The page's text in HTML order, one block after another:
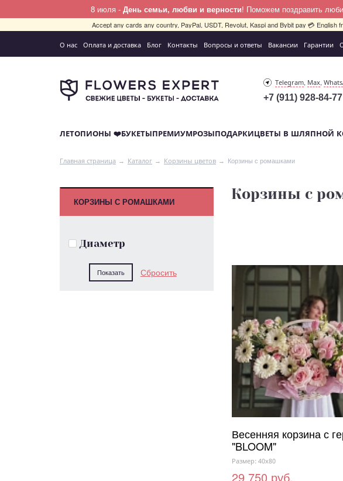
8 июля - День семьи, любви и верности! Поможем поздравить
Accept any cards any country, PayPal, USDT, Revolut, Kaspi and Bybit pay 💳
О нас Оплата и доставка Блог Контакты Вопросы и ответы Вакансии Гарантии
Telegram, Max,
+7 (911) 928-84-77
ЛЕТОПИОНЫ ❤️БУКЕТЫПРЕМИУМРОЗЫПОДАРКИЦВЕТЫ В ШЛЯПНОЙ
Главная страница Каталог Корзины цветов Корзины с ромашками
КОРЗИНЫ С РОМАШКАМИ
Диаметр
Корзины с
Весенняя корзина с
"BLOOM"
Размер: 40x80
29 750 руб.